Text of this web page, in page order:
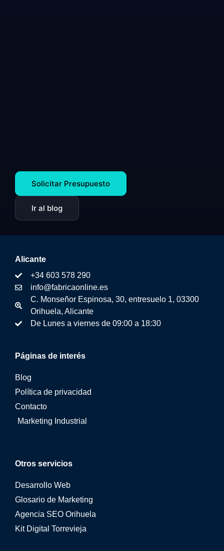
Solicitar Presupuesto
Ir al blog
Otros servicios
Desarrollo Web
Glosario de Marketing
Agencia SEO Orihuela
Kit Digital Torrevieja
Páginas de interés
Blog
Política de privacidad
Contacto
Marketing Industrial
Alicante
+34 603 578 290
info@fabricaonline.es
C. Monseñor Espinosa, 30, entresuelo 1, 03300
Orihuela, Alicante
De Lunes a viernes de 09:00 a 18:30